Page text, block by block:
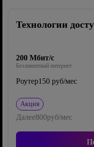
Технологии
200 Мбит/с
Безлимитный интернет
Роутер150 руб/мес
Акция
Далее800руб/мес